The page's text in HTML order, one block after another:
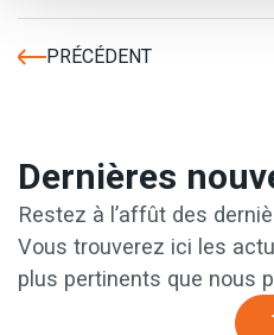
PRÉCÉDENT
Dernières
Restez à l’affût des
Vous trouverez ici les
plus pertinents que nous